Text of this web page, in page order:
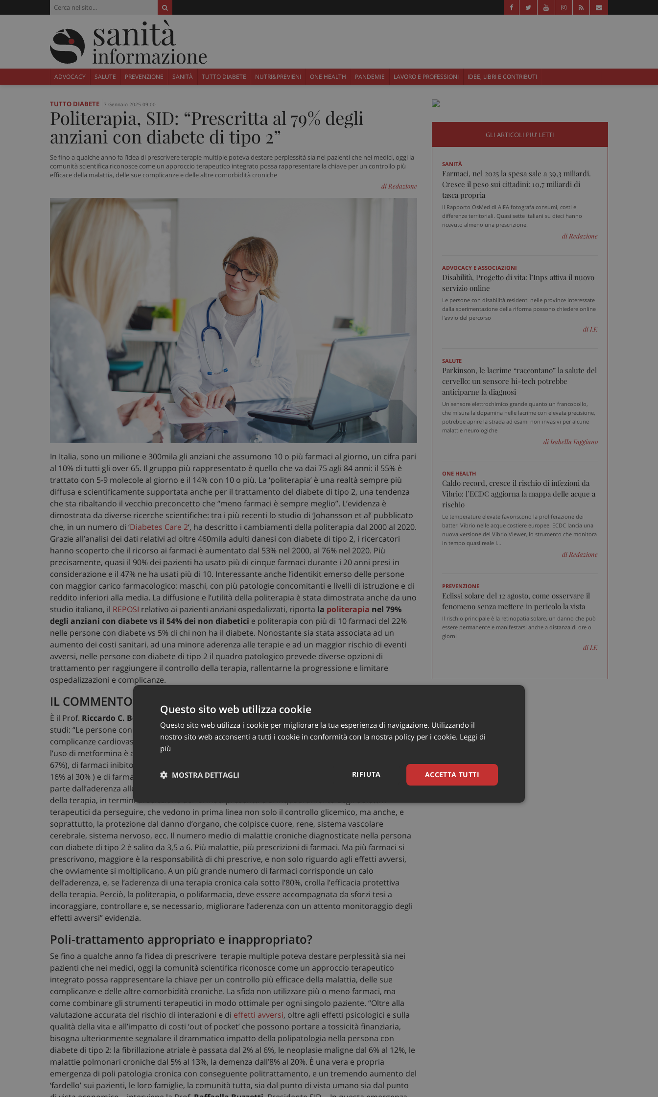
ADVOCACY SALUTE PREVENZIONE SANITÀ TUTTO DIABETE NUTRI&PREVIENI ONE HEALTH PANDEMIE LAVORO E PROFESSIONI IDEE, LIBRI E CONTRIBUTI
TUTTO DIABETE 7 Gennaio 2025 09:00
Politerapia, SID: “Prescritta al 79% degli
anziani con diabete di tipo 2”
Se fino a qualche anno fa l’idea di prescrivere terapie multiple poteva destare perplessità sia nei pazienti che nei medici, oggi la
comunità scientifica riconosce come un approccio terapeutico integrato possa rappresentare la chiave per un controllo più
efficace della malattia, delle sue complicanze e delle altre comorbidità croniche
di Redazione
In Italia, sono un milione e 300mila gli anziani che assumono 10 o più farmaci al giorno, un cifra pari
al 10% di tutti gli over 65. Il gruppo più rappresentato è quello che va dai 75 agli 84 anni: il 55% è
trattato con 5-9 molecole al giorno e il 14% con 10 o più. La ‘politerapia’ è una realtà sempre più
diffusa e scientificamente supportata anche per il trattamento del diabete di tipo 2, una tendenza
che sta ribaltando il vecchio preconcetto che “meno farmaci è sempre meglio”. L’evidenza è
dimostrata da diverse ricerche scientifiche: tra i più recenti lo studio di ‘Johansson et al’ pubblicato
che, in un numero di ‘Diabetes Care 2‘, ha descritto i cambiamenti della politerapia dal 2000 al 2020.
Grazie all’analisi dei dati relativi ad oltre 460mila adulti danesi con diabete di tipo 2, i ricercatori
hanno scoperto che il ricorso ai farmaci è aumentato dal 53% nel 2000, al 76% nel 2020. Più
precisamente, quasi il 90% dei pazienti ha usato più di cinque farmaci durante i 20 anni presi in
considerazione e il 47% ne ha usati più di 10. Interessante anche l’identikit emerso delle persone
con maggior carico farmacologico: maschi, con più patologie concomitanti e livelli di istruzione e di
reddito inferiori alla media. La diffusione e l’utilità della politerapia è stata dimostrata anche da uno
studio italiano, il REPOSI relativo ai pazienti anziani ospedalizzati, riporta la politerapia nel 79%
degli anziani con diabete vs il 54% dei non diabetici e politerapia con più di 10 farmaci del 22%
nelle persone con diabete vs 5% di chi non ha il diabete. Nonostante sia stata associata ad un
aumento dei costi sanitari, ad una minore aderenza alle terapie e ad un maggior rischio di eventi
avversi, nelle persone con diabete di tipo 2 il quadro patologico prevede diverse opzioni di
trattamento per raggiungere il controllo della terapia, rallentarne la progressione e limitare
ospedalizzazioni e complicanze.
IL COMMENTO DEI DIABETOLOGI
È il Prof. Riccardo C. Bonadonna
studi: “Le persone con diabete di tipo due assumono una serie di farmaci per limitare il rischio di
complicanze cardiovascolari, renali e metaboliche – commenta -. Lo studio danese ci dice infatti che
l’uso di metformina è aumentato dal 31% del 2000 al 67% del 2020, e così l’uso di statine (dal 12% al
67%), di farmaci inibitori del sistema renina-angiotensina (dal 37% al 64%), di beta-bloccanti (dal
16% al 30% ) e di farmaci anti-trombotici (dal 32% al 43%). Questi incrementi sono spiegati in gran
parte dall’aderenza alle linee guida, e vanno salutati come indicatori di maggiore appropriatezza
della terapia, in termini di selezione dei farmaci prescritti e di inquadramento degli obiettivi
terapeutici da perseguire, che vedono in prima linea non solo il controllo glicemico, ma anche, e
soprattutto, la protezione dal danno d’organo, che colpisce cuore, rene, sistema vascolare
cerebrale, sistema nervoso, ecc. Il numero medio di malattie croniche diagnosticate nella persona
con diabete di tipo 2 è salito da 3,5 a 6. Più malattie, più prescrizioni di farmaci. Ma più farmaci si
prescrivono, maggiore è la responsabilità di chi prescrive, e non solo riguardo agli effetti avversi,
che ovviamente si moltiplicano. A un più grande numero di farmaci corrisponde un calo
dell’aderenza, e, se l’aderenza di una terapia cronica cala sotto l’80%, crolla l’efficacia protettiva
della terapia. Perciò, la politerapia, o polifarmacia, deve essere accompagnata da sforzi tesi a
incoraggiare, controllare e, se necessario, migliorare l’aderenza con un attento monitoraggio degli
effetti avversi” evidenzia.
Poli-trattamento appropriato e inappropriato?
Se fino a qualche anno fa l’idea di prescrivere terapie multiple poteva destare perplessità sia nei
pazienti che nei medici, oggi la comunità scientifica riconosce come un approccio terapeutico
integrato possa rappresentare la chiave per un controllo più efficace della malattia, delle sue
complicanze e delle altre comorbidità croniche. La sfida non utilizzare più o meno farmaci, ma
come combinare gli strumenti terapeutici in modo ottimale per ogni singolo paziente. “Oltre alla
valutazione accurata del rischio di interazioni e di effetti avversi, oltre agli effetti psicologici e sulla
qualità della vita e all’impatto di costi ‘out of pocket’ che possono portare a tossicità finanziaria,
bisogna ulteriormente segnalare il drammatico impatto della polipatologia nella persona con
diabete di tipo 2: la fibrillazione atriale è passata dal 2% al 6%, le neoplasie maligne dal 6% al 12%, le
malattie polmonari croniche dal 5% al 13%, la demenza dall’8% al 20%. È una vera e propria
emergenza di poli patologia cronica con conseguente politrattamento, e un tremendo aumento del
‘fardello’ sui pazienti, le loro famiglie, la comunità tutta, sia dal punto di vista umano sia dal punto
GLI ARTICOLI PIU’ LETTI
SANITÀ
Farmaci, nel 2025 la spesa sale a 39,3 miliardi.
Cresce il peso sui cittadini: 10,7 miliardi di
tasca propria
Il Rapporto OsMed di AIFA fotografa consumi, costi e
differenze territoriali. Quasi sette italiani su dieci hanno
ricevuto almeno una prescrizione.
di Redazione
ADVOCACY E ASSOCIAZIONI
Disabilità, Progetto di vita: l’Inps attiva il nuovo
servizio online
Le persone con disabilità residenti nelle province interessate
dalla sperimentazione della riforma possono chiedere online
l'avvio del percorso
di I.F.
SALUTE
Parkinson, le lacrime “raccontano” la salute del
cervello: un sensore hi-tech potrebbe
anticiparne la diagnosi
Un sensore elettrochimico grande quanto un francobollo,
che misura la dopamina nelle lacrime con elevata precisione,
potrebbe aprire la strada ad esami non invasivi per alcune
malattie neurologiche
di Isabella Faggiano
ONE HEALTH
Caldo record, cresce il rischio di infezioni da
Vibrio: l’ECDC aggiorna la mappa delle acque a
rischio
Le temperature elevate favoriscono la proliferazione dei
batteri Vibrio nelle acque costiere europee. ECDC lancia una
nuova versione del Vibrio Viewer, lo strumento che monitora
in tempo quasi reale l...
di Redazione
PREVENZIONE
Eclissi solare del 12 agosto, come osservare il
fenomeno senza mettere in pericolo la vista
Il rischio principale è la retinopatia solare, un danno che può
essere permanente e manifestarsi anche a distanza di ore o
giorni
di I.F.
Questo sito web utilizza cookie
Questo sito web utilizza i cookie per migliorare la tua esperienza di navigazione. Utilizzando il
nostro sito web acconsenti a tutti i cookie in conformità con la nostra policy per i cookie. Leggi di
più
ACCETTA TUTTI
RIFIUTA
MOSTRA DETTAGLI
Necessari Marketing Non classificati
Necessari Marketing Non classificati
I cookie necessari contribuiscono a rendere fruibile il sito web abilitandone funzionalità di base quali la navigazione sulle pagine
e l'accesso alle aree protette del sito. Il sito web non è in grado di funzionare correttamente senza questi cookie.
.www.sanitainformazione.it
visitatore vengano instradate allo stesso server in
tracking-sites-ironfish-
session-id
www.sanitainformazione.it
4
settimane
2 giorni
Questo cookie è impostato dall'applicazione per
assegnare un identificatore generico al visitatore.
_ga_VGK5HXF5LS .sanitainformazione.it
1 anno 1
mese
Questo cookie viene utilizzato da Google
Analytics per mantenere lo stato della sessione.
_ga
Google LLC
.sanitainformazione.it
1 anno 1
Questo nome di cookie è associato a Google
Universal Analytics, che è un aggiornamento
significativo del servizio di analisi più
comunemente utilizzato da Google. Questo
cookie viene utilizzato per distinguere utenti unici
assegnando un numero generato in modo
casuale come identificatore del cliente. È incluso
in ogni richiesta di pagina in un sito e utilizzato
campagne per i rapporti di analisi dei siti.